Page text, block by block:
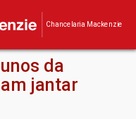
Chancelaria Mackenzie
da
jantar